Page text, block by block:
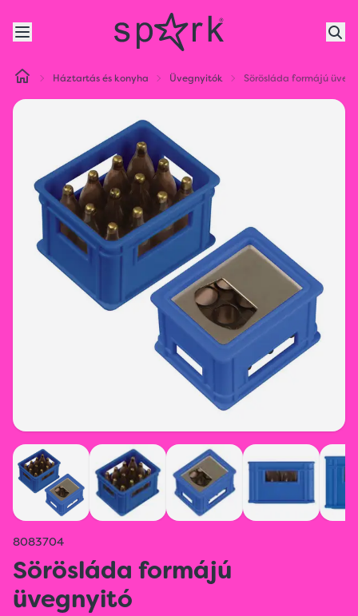
Háztartás és konyha Üvegnyitók Sörösláda formájú
8083704
Sörösláda formájú
üvegnyitó